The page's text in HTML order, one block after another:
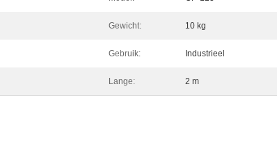
Gewicht: 10 kg
Gebruik: Industrieel
Lange: 2 m